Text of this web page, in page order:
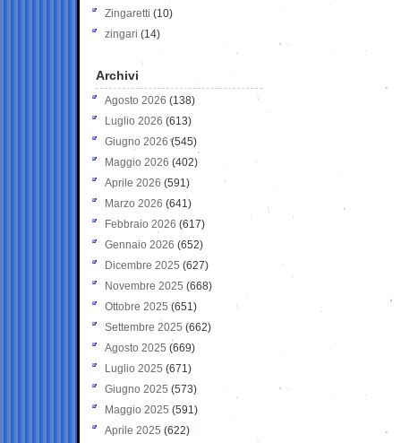
Zingaretti (10)
zingari (14)
Archivi
Agosto 2026 (138)
Luglio 2026 (613)
Giugno 2026 (545)
Maggio 2026 (402)
Aprile 2026 (591)
Marzo 2026 (641)
Febbraio 2026 (617)
Gennaio 2026 (652)
Dicembre 2025 (627)
Novembre 2025 (668)
Ottobre 2025 (651)
Settembre 2025 (662)
Agosto 2025 (669)
Luglio 2025 (671)
Giugno 2025 (573)
Maggio 2025 (591)
Aprile 2025 (622)